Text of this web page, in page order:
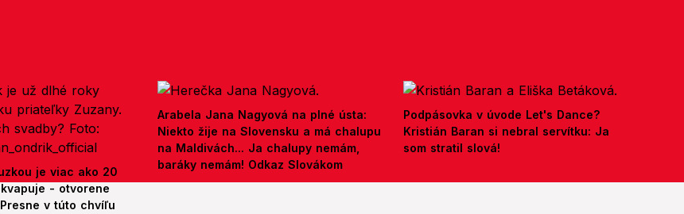
je viac ako 20
- otvorene
v túto chvíľu
Arabela Jana Nagyová na plné ústa:
Niekto žije na Slovensku a má chalupu
na Maldivách... Ja chalupy nemám,
baráky nemám! Odkaz Slovákom
Podpásovka v úvode Let's Dance?
Kristián Baran si nebral servítku: Ja
som stratil slová!